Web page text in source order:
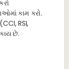
કામ કરો.
RSI,
છે.